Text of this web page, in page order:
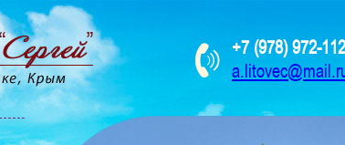
+7 (978) 972-